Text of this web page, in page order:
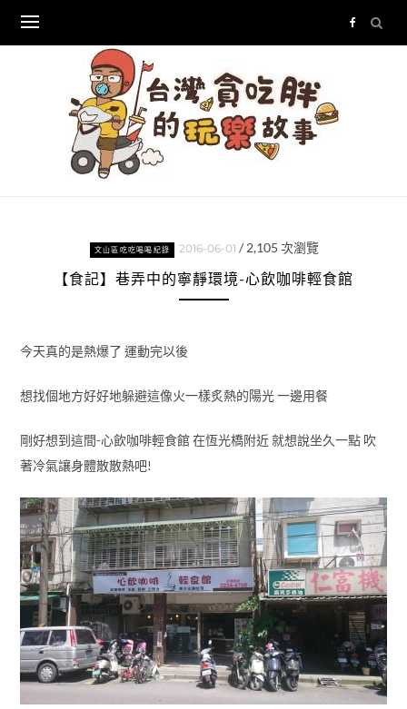
content
文山區吃吃喝喝紀錄 2016-06-01 / 2,105 次瀏覽
【食記】巷弄中的寧靜環境-心飲咖啡輕食館
今天真的是熱爆了 運動完以後
想找個地方好好地躲避這像火一樣炙熱的陽光 一邊用餐
剛好想到這間-心飲咖啡輕食館 在恆光橋附近 就想說坐久一點 吹
著冷氣讓身體散散熱吧!